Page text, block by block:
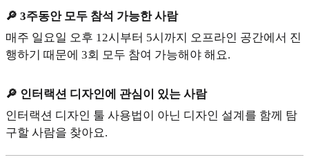
🔎 3주동안 모두 참석 가능한 사람
매주 일요일 오후 12시부터 5시까지 오프라인 공간에서 진
행하기 때문에 3회 모두 참여 가능해야 해요.
🔎 인터랙션 디자인에 관심이 있는 사람
인터랙션 디자인 툴 사용법이 아닌 디자인 설계를 함께 탐
구할 사람을 찾아요.